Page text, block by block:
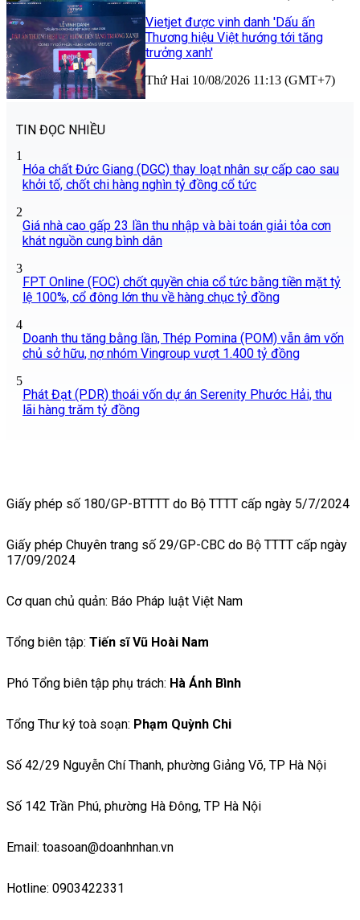
Vietjet được vinh danh 'Dấu ấn
Thương hiệu Việt hướng tới tăng
trưởng xanh'
Thứ Hai 10/08/2026 11:13 (GMT+7)
TIN ĐỌC NHIỀU
1
Hóa chất Đức Giang (DGC) thay loạt nhân sự cấp cao sau
khởi tố, chốt chi hàng nghìn tỷ đồng cổ tức
2
Giá nhà cao gấp 23 lần thu nhập và bài toán giải tỏa cơn
khát nguồn cung bình dân
3
FPT Online (FOC) chốt quyền chia cổ tức bằng tiền mặt tỷ
lệ 100%, cổ đông lớn thu về hàng chục tỷ đồng
4
Doanh thu tăng bằng lần, Thép Pomina (POM) vẫn âm vốn
chủ sở hữu, nợ nhóm Vingroup vượt 1.400 tỷ đồng
5
Phát Đạt (PDR) thoái vốn dự án Serenity Phước Hải, thu
lãi hàng trăm tỷ đồng
Giấy phép số 180/GP-BTTTT do Bộ TTTT cấp ngày 5/7/2024
Giấy phép Chuyên trang số 29/GP-CBC do Bộ TTTT cấp ngày
17/09/2024
Cơ quan chủ quản: Báo Pháp luật Việt Nam
Tổng biên tập: Tiến sĩ Vũ Hoài Nam
Phó Tổng biên tập phụ trách: Hà Ánh Bình
Tổng Thư ký toà soạn: Phạm Quỳnh Chi
Số 42/29 Nguyễn Chí Thanh, phường Giảng Võ, TP Hà Nội
Số 142 Trần Phú, phường Hà Đông, TP Hà Nội
Email: toasoan@doanhnhan.vn
Hotline: 0903422331